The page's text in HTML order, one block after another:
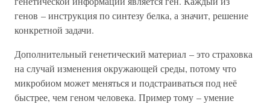
генов – инструкция по синтезу белка, а значит, решение
конкретной задачи.
Дополнительный генетический материал – это страховка
на случай изменения окружающей среды, потому что
микробиом может меняться и подстраиваться под неё
быстрее, чем геном человека. Пример тому – умение